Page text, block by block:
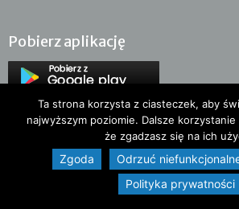
Pobierz aplikację
Ta strona korzysta z ciasteczek, aby
najwyższym poziomie. Dalsze
że zgadzasz się na ich
Zgoda
Odrzuć
Polityka prywatności